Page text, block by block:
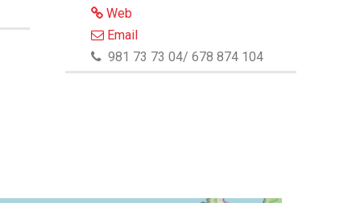
Web
Email
981 73 73 04/ 678 874 104